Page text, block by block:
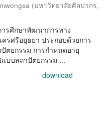
(มหาวิทยาลัยศิลปากร,
รศึกษาพัฒนาการทาง
รศรีอยุธยา ประกอบด้วยการ
ตยกรรม การกำหนดอายุ
บบสถาปัตยกรรม ...
download